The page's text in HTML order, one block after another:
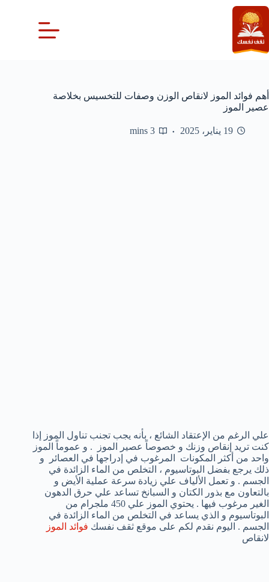
التجاوز
إلى
المحتوى
أهم فوائد الموز لانقاص الوزن وصفات للتخسيس بخلاصة
عصير الموز
19 يناير، 2025 3 mins
علي الرغم من الإعتقاد الشائع ، بأنه يجب تجنب تناول الموز إذا
كنت تريد إنقاص وزنك و خصوصاً عصير الموز . و عموماً الموز
واحد من أكثر المكونات المرغوب في إدراجها في العصائر و
ذلك يرجع بفضل البوتاسيوم ، التخلص من الماء الزائدة في
الجسم . و تعمل الألياف علي زيادة سرعة عملية الأيض و
بالتعاون مع بذور الكتان و السبانخ تساعد علي حرق الدهون
الغير مرغوب فيها . يحتوي الموز علي 450 ملجرام من
البوتاسيوم و الذي يساعد في التخلص من الماء الزائدة في
الجسم . اليوم نقدم لكم على موقع ثقف نفسك فوائد الموز
لانقاص